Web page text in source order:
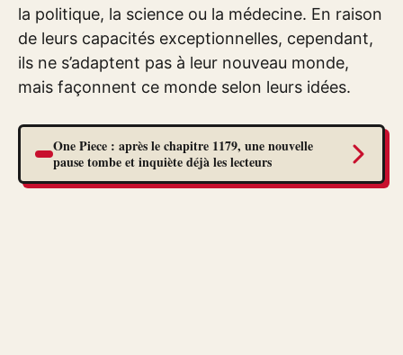
la politique, la science ou la médecine. En raison
de leurs capacités exceptionnelles, cependant,
ils ne s’adaptent pas à leur nouveau monde,
mais façonnent ce monde selon leurs idées.
One Piece : après le chapitre 1179, une nouvelle
pause tombe et inquiète déjà les lecteurs